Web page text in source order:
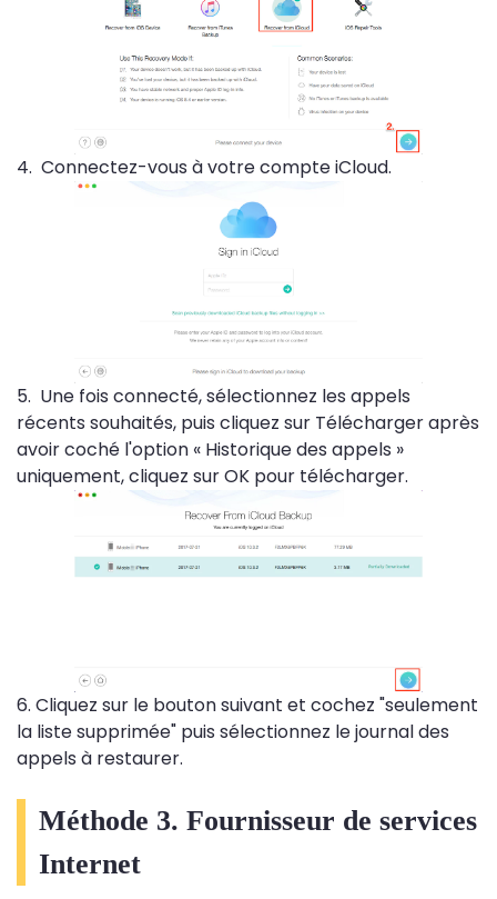
4. Connectez-vous à votre compte iCloud.
5. Une fois connecté, sélectionnez les appels
récents souhaités, puis cliquez sur Télécharger après
avoir coché l'option « Historique des appels »
uniquement, cliquez sur OK pour télécharger.
6. Cliquez sur le bouton suivant et cochez "seulement
la liste supprimée" puis sélectionnez le journal des
appels à restaurer.
Méthode 3. Fournisseur de services
Internet